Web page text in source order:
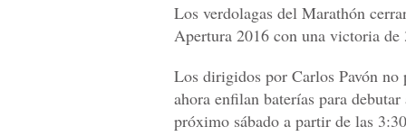
Los verdolagas del Marathón
Apertura 2016 con una victoria
Los dirigidos por Carlos Pavón
ahora enfilan baterías para
próximo sábado a partir de las